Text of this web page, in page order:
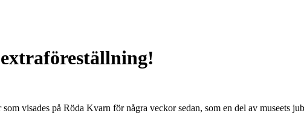
visades på Röda Kvarn för några veckor sedan, som en del av museets